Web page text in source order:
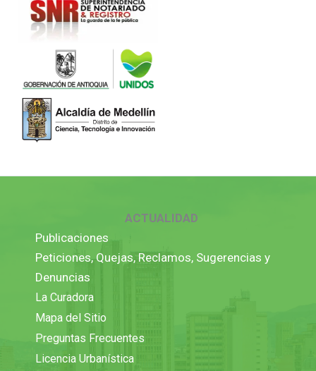
ACTUALIDAD
Publicaciones
Peticiones, Quejas, Reclamos, Sugerencias y
Denuncias
La Curadora
Mapa del Sitio
Preguntas Frecuentes
Licencia Urbanística